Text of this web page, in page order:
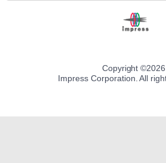
Copyright ©2026
Impress Corporation. All